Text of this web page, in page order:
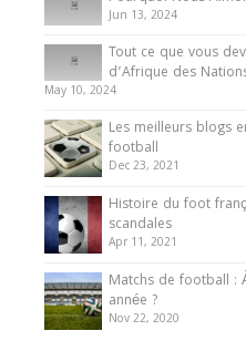
Jun 13, 2024
Tout ce que vous
d’Afrique des
May 10, 2024
Les meilleurs blogs
football
Dec 23, 2021
Histoire du foot
scandales
Apr 11, 2021
Matchs de football :
année ?
Nov 22, 2020